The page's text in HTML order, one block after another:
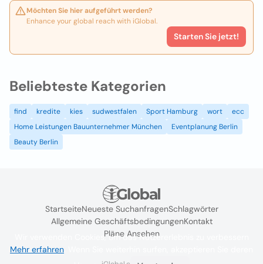
Möchten Sie hier aufgeführt werden?
Enhance your global reach with iGlobal.
Starten Sie jetzt!
Beliebteste Kategorien
find kredite kies sudwestfalen Sport Hamburg wort
ecc
Home Leistungen Bauunternehmer München
Eventplanung Berlin
Beauty Berlin
StartseiteNeueste SuchanfragenSchlagwörter
Allgemeine GeschäftsbedingungenKontakt
Pläne Ansehen
Wir verwenden Cookies, um das Nutzererlebnis zu verbessern
Mehr erfahren